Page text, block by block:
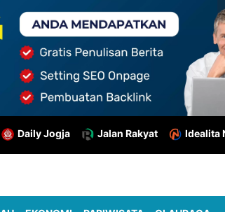
Daily Jogja Jalan Rakyat Idealita